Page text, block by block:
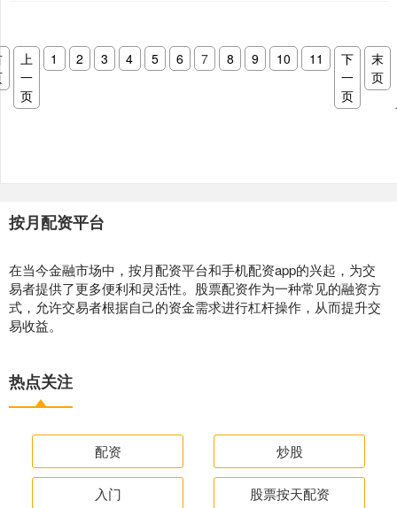
上
一
页
1 2 3 4 5 6 7 8 9 10 11
下
一
页
末
页
按月配资平台
在当今金融市场中，按月配资平台和手机配资app的兴起，为交
易者提供了更多便利和灵活性。股票配资作为一种常见的融资方
式，允许交易者根据自己的资金需求进行杠杆操作，从而提升交
易收益。
热点关注
配资 炒股
入门 股票按天配资